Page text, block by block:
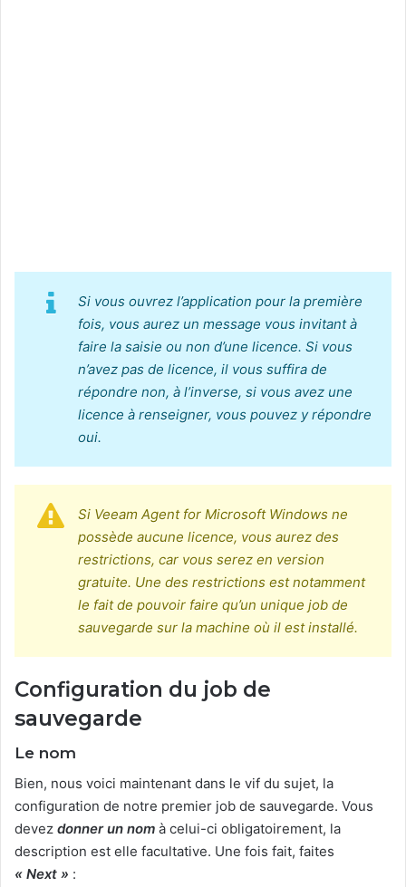
Si vous ouvrez l’application pour la première
fois, vous aurez un message vous invitant à
faire la saisie ou non d’une licence. Si vous
n’avez pas de licence, il vous suffira de
répondre non, à l’inverse, si vous avez une
licence à renseigner, vous pouvez y répondre
oui.
Si Veeam Agent for Microsoft Windows ne
possède aucune licence, vous aurez des
restrictions, car vous serez en version
gratuite. Une des restrictions est notamment
le fait de pouvoir faire qu’un unique job de
sauvegarde sur la machine où il est installé.
Configuration du job de
sauvegarde
Le nom
Bien, nous voici maintenant dans le vif du sujet, la
configuration de notre premier job de sauvegarde. Vous
devez donner un nom à celui-ci obligatoirement, la
description est elle facultative. Une fois fait, faites
« Next » :